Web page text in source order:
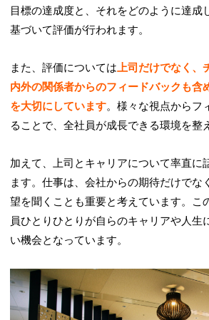
目標の達成度と、それをどのように達成
基づいて評価が行われます。
また、評価については上司だけでなく、
内外の関係者からのフィードバックも含
を大切にしています。様々な視点からフ
ることで、全社員が成長できる環境を整
加えて、上司とキャリアについて率直に
ます。仕事は、会社からの期待だけでな
望を聞くことも重要と考えています。こ
員ひとりひとりが自らのキャリアや人生
い機会となっています。